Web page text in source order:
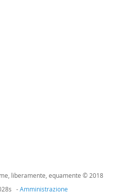
liberamente, equamente © 2018
-Amministrazione